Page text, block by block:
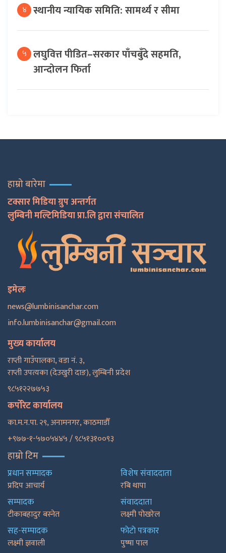
४ स्थानीय न्यायिक समिति: सामर्थ्य र सीमा
५ लघुवित्त पीडित–सरकार पाँचबुँदे सहमति,
आन्दोलन फिर्ता
हाम्रो बारेमा
टक्सार मिडिया ग्रुप अन्तर्गत
लुम्बिनी मल्टिमिडिया प्रा.लि द्वारा संचालित
इमेलः
news@lumbinisanchar.com
info.lumbinisanchar@gmail.com
मुख्य कार्यालय
राप्ती गाउँपालका, वडा नं. ३,
राप्ती उपत्यका (देउखुरी दाङ), लुम्बिनी प्रदेश
९८५१२२७७५३
कर्पोरेट कार्यालय
का.म.न.पा. २९, अनामनगर, काठमाडाैँ
+९७७-१-५७०५४४५ / ९८५१३१००९३
हाम्रो टिम
प्रधान सम्पादक
प्रदिप आचार्य
सम्पादक
टीकाबहादुर बस्नेत
सह-सम्पादक
लक्ष्मी ज्ञवाली
विशेष संवाददाता
रबि थापा
संवाददाता
लक्ष्मी पोखरेल
फाेटाे पत्रकार
पुष्षा पाल